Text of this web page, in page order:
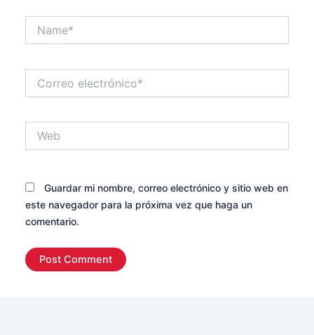
electrónico*
Guardar mi nombre, correo electrónico y sitio web en
este navegador para la próxima vez que haga un
comentario.